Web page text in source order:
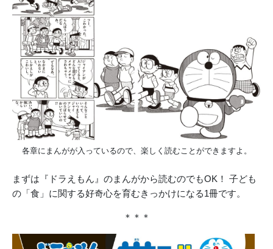
各章にまんがが入っているので、楽しく読むことができますよ。
まずは『ドラえもん』のまんがから読むのでもOK！ 子ども
の「食」に関する好奇心を育むきっかけになる1冊です。
＊＊＊